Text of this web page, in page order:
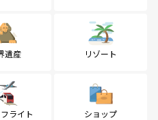
遺産 リゾート
ライト ショップ